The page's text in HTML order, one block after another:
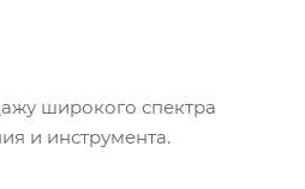
широкого спектра
и инструмента.